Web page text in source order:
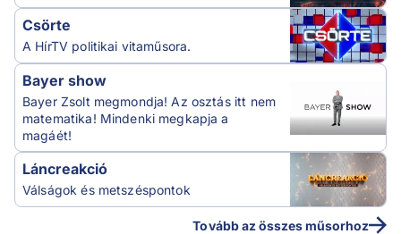
Csörte
A HírTV politikai vitaműsora.
Bayer show
Bayer Zsolt megmondja! Az osztás itt nem
matematika! Mindenki megkapja a
magáét!
Láncreakció
Válságok és metszéspontok
Tovább az összes műsorhoz